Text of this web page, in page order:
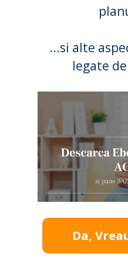
Da,
...si alte
legate